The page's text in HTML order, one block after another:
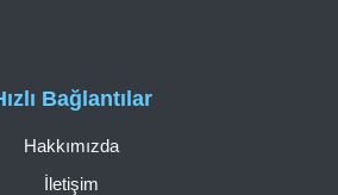
Bağlantılar
Hakkımızda
İletişim